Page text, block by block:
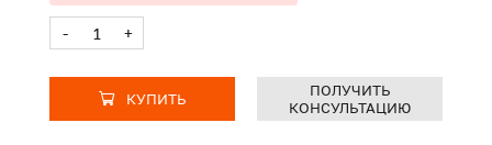
- +
КУПИТЬ
ПОЛУЧИТЬ
КОНСУЛЬТАЦИЮ